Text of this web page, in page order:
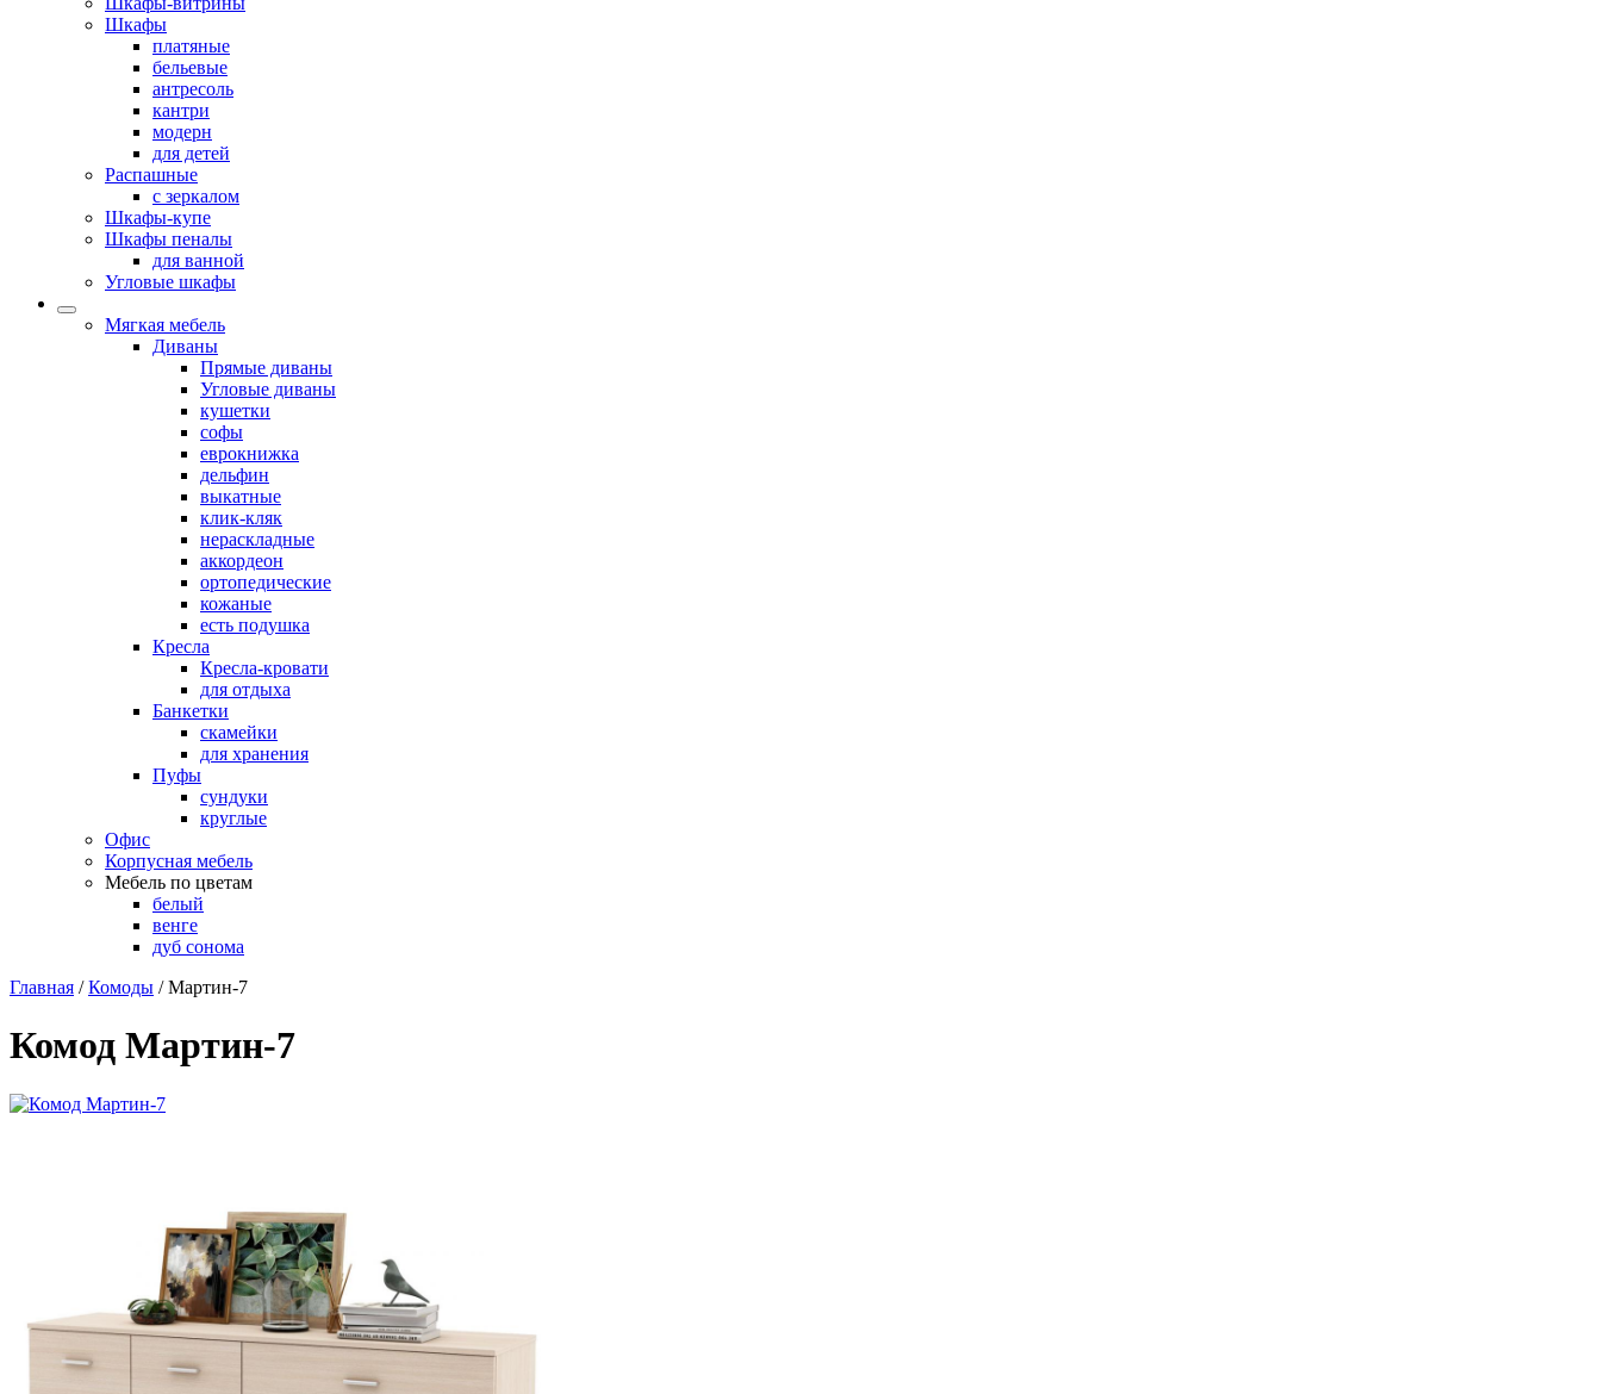
Шкафы
платяные
бельевые
антресоль
кантри
модерн
для детей
Распашные
с зеркалом
Шкафы-купе
Шкафы пеналы
для ванной
Угловые шкафы
Мягкая мебель
Диваны
Прямые диваны
Угловые диваны
кушетки
софы
еврокнижка
дельфин
выкатные
клик-кляк
нераскладные
аккордеон
ортопедические
кожаные
есть подушка
Кресла
Кресла-кровати
для отдыха
Банкетки
скамейки
для хранения
Пуфы
сундуки
круглые
Офис
Корпусная мебель
Мебель по цветам
белый
венге
дуб сонома
Главная / Комоды / Мартин-7
Комод Мартин-7